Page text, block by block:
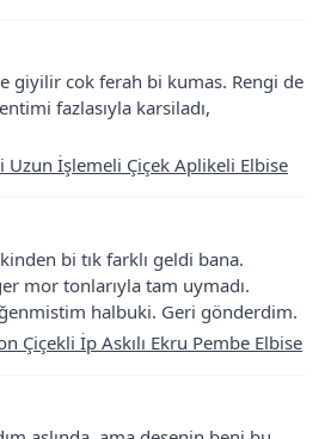
giyilir cok ferah bi kumas. Rengi de
fazlasıyla karsiladı,
Uzun İşlemeli Çiçek Aplikeli Elbise
bi tık farklı geldi bana.
mor tonlarıyla tam uymadı.
halbuki. Geri gönderdim.
Çiçekli İp Askılı Ekru Pembe Elbise